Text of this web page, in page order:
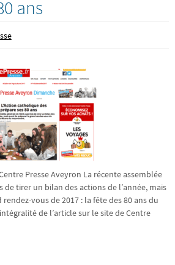
ans
Presse Aveyron La récente assemblée
de tirer un bilan des actions de l’année, mais
vous de 2017 : la fête des 80 ans du
de l’article sur le site de Centre